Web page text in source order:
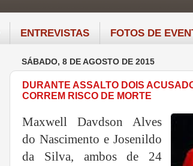
ENTREVISTAS FOTOS DE
SÁBADO, 8 DE AGOSTO DE 2015
DURANTE ASSALTO DOIS
CORREM RISCO DE MORTE
Maxwell Davdson Alves
do Nascimento e Josenildo
da Silva, ambos de 24